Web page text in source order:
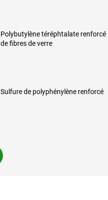
Polybutylène téréphtalate renforcé
de fibres de verre
Sulfure de polyphénylène renforcé